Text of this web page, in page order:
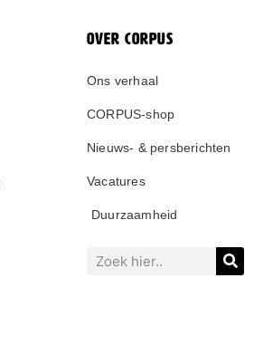
OVER CORPUS
Ons verhaal
CORPUS-shop
Nieuws- & persberichten
Vacatures
Duurzaamheid